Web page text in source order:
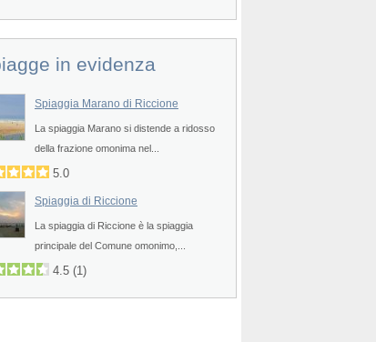
in evidenza
Spiaggia Marano di Riccione
La spiaggia Marano si distende a ridosso
della frazione omonima nel...
5.0
Spiaggia di Riccione
La spiaggia di Riccione è la spiaggia
principale del Comune omonimo,...
4.5 (1)